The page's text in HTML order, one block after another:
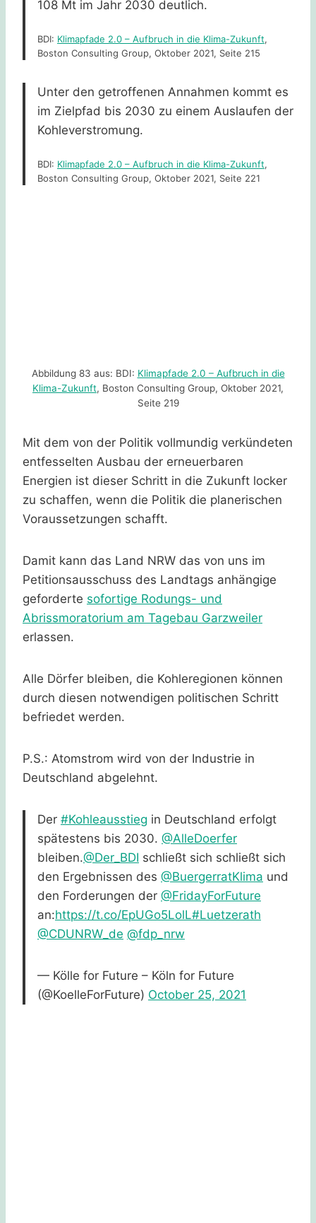
108 Mt im Jahr 2030 deutlich.
BDI: Klimapfade 2.0 – Aufbruch in die Klima-Zukunft,
Boston Consulting Group, Oktober 2021, Seite 215
Unter den getroffenen Annahmen kommt es
im Zielpfad bis 2030 zu einem Auslaufen der
Kohleverstromung.
BDI: Klimapfade 2.0 – Aufbruch in die Klima-Zukunft,
Boston Consulting Group, Oktober 2021, Seite 221
Abbildung 83 aus: BDI: Klimapfade 2.0 – Aufbruch in die
Klima-Zukunft, Boston Consulting Group, Oktober 2021,
Seite 219
Mit dem von der Politik vollmundig verkündeten
entfesselten Ausbau der erneuerbaren
Energien ist dieser Schritt in die Zukunft locker
zu schaffen, wenn die Politik die planerischen
Voraussetzungen schafft.
Damit kann das Land NRW das von uns im
Petitionsausschuss des Landtags anhängige
geforderte sofortige Rodungs- und
Abrissmoratorium am Tagebau Garzweiler
erlassen.
Alle Dörfer bleiben, die Kohleregionen können
durch diesen notwendigen politischen Schritt
befriedet werden.
P.S.: Atomstrom wird von der Industrie in
Deutschland abgelehnt.
Der #Kohleausstieg in Deutschland erfolgt
spätestens bis 2030. @AlleDoerfer
bleiben.@Der_BDI schließt sich schließt sich
den Ergebnissen des @BuergerratKlima und
den Forderungen der @FridayForFuture
an:https://t.co/EpUGo5LolL#Luetzerath
@CDUNRW_de @fdp_nrw
— Kölle for Future – Köln for Future
(@KoelleForFuture) October 25, 2021